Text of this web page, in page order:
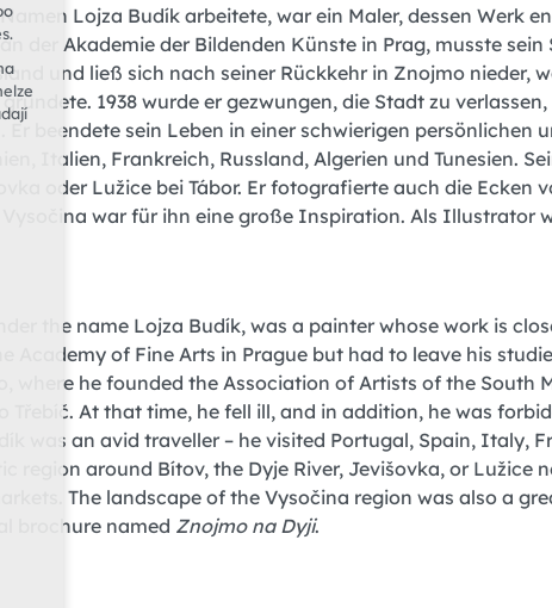
Lojza Budík arbeitete, war ein Maler, dessen Werk
der Akademie der Bildenden Künste in Prag, musste
und ließ sich nach seiner Rückkehr in Znojmo nieder,
1938 wurde er gezwungen, die Stadt zu
Er beendete sein Leben in einer schwierigen
Italien, Frankreich, Russland, Algerien und Tunesien.
oder Lužice bei Tábor. Er fotografierte auch die
Vysočina war für ihn eine große Inspiration. Als Illustrator
the name Lojza Budík, was a painter whose work is
Academy of Fine Arts in Prague but had to leave his
where he founded the Association of Artists of the
Třebíč. At that time, he fell ill, and in addition, he was
was an avid traveller – he visited Portugal, Spain, Italy,
region around Bítov, the Dyje River, Jevišovka, or Lužice
The landscape of the Vysočina region was also a
brochure named Znojmo na Dyji.